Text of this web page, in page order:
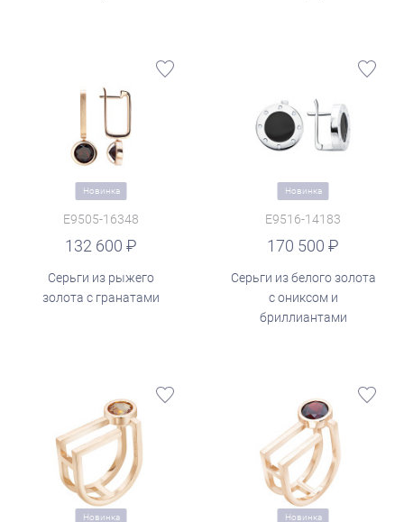
Новинка
E9505-16348
132 600
Серьги из рыжего
золота с гранатами
Новинка
E9516-14183
170 500
руб.
Серьги из белого золота
с ониксом и
бриллиантами
Новинка Новинка